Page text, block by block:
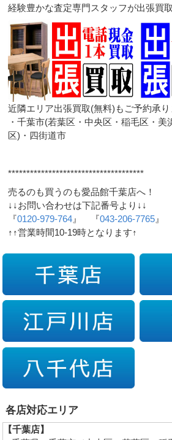
経験豊かな査定専門スタッフが出張買
近隣エリア出張買取(無料)もご予約承り
・千葉市(若葉区・中央区・稲毛区・美
区)・四街道市
*************************************
売るのも買うのも愛品館千葉店へ！
↓↓お問い合わせは下記番号より↓↓
『0120-979-764 』 『043-206-7765 』
↑↑営業時間10-19時となります↑
各店対応エリア
【千葉店】